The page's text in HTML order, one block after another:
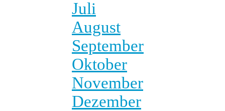
Juli
August
September
Oktober
November
Dezember